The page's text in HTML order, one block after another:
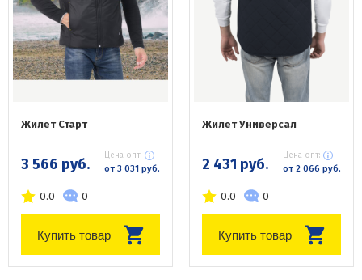
Жилет Старт
3 566 руб. Цена опт:
от 3 031 руб.
0.0 0
Купить товар
Жилет Универсал
2 431 руб. Цена опт:
от 2 066 руб.
0.0 0
Купить товар